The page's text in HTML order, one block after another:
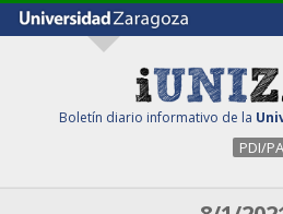
Boletín diario informativo de la
PDI/